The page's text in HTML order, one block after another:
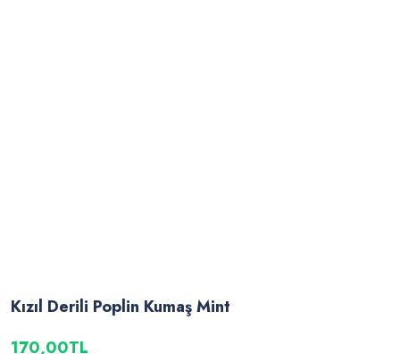
Kızıl Derili Poplin Kumaş Mint
170,00TL